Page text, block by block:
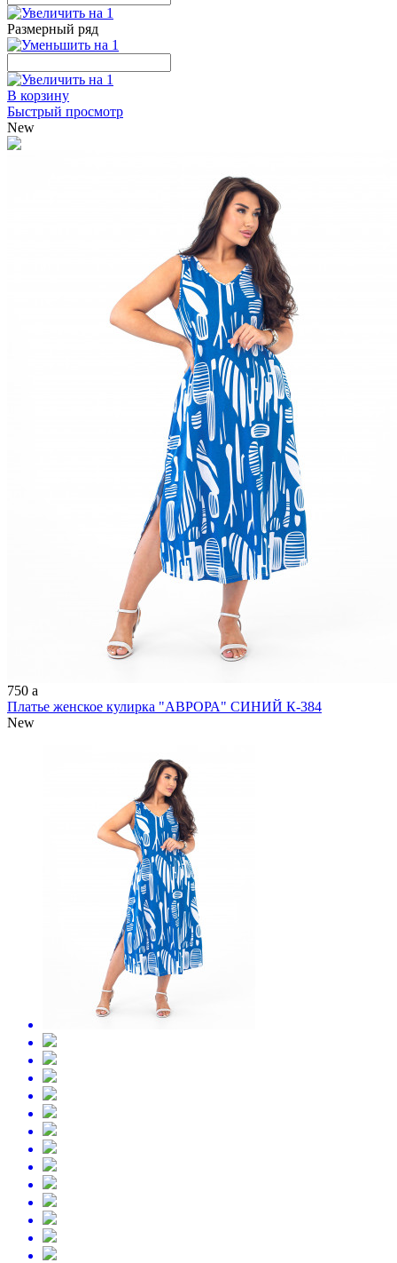
Размерный ряд
В корзину
Быстрый просмотр
New
750 a
Платье женское кулирка "АВРОРА" СИНИЙ К-384
New